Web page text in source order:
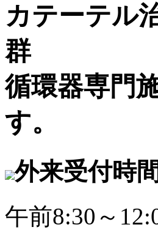
カテーテル
群
循環器専門
す。
外来受付時間
午前8:30～